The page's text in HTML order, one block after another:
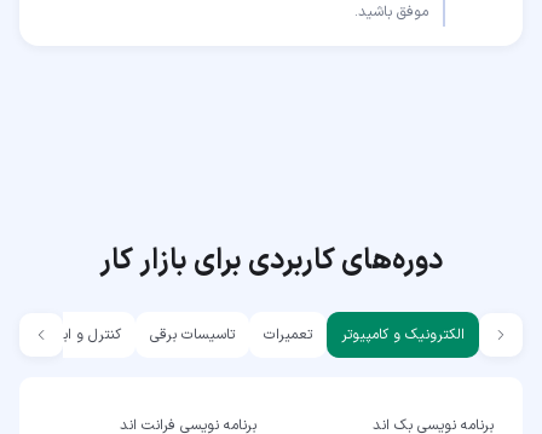
موفق باشید.
دوره‌های کاربردی برای بازار کار
الکترونیک و کامپیوتر تعمیرات تاسیسات برقی کنترل و ابزار دقیق
برنامه نویسی بک اند برنامه نویسی فرانت اند